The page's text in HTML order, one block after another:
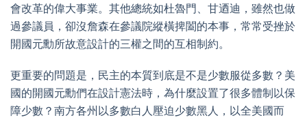
會改革的偉大事業。其他總統如杜魯門、甘迺迪，雖然也做
過參議員，卻沒詹森在參議院縱橫捭闔的本事，常常受挫於
開國元勳所故意設計的三權之間的互相制約。
更重要的問題是，民主的本質到底是不是少數服從多數？美
國的開國元勳們在設計憲法時，為什麼設置了很多體制以保
障少數？南方各州以多數白人壓迫少數黑人，以全美國而